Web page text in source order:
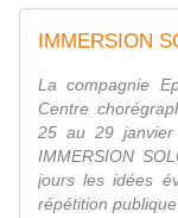
La compagnie
Centre
25 au 29
IMMERSION
jours les idées
répétition